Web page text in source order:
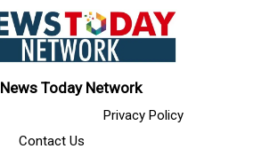
News Today Network
Privacy Policy
Contact Us